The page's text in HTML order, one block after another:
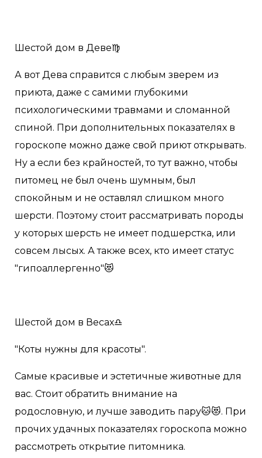
Шестой дом в Деве♍️
А вот Дева справится с любым зверем из
приюта, даже с самими глубокими
психологическими травмами и сломанной
спиной. При дополнительных показателях в
гороскопе можно даже свой приют открывать.
Ну а если без крайностей, то тут важно, чтобы
питомец не был очень шумным, был
спокойным и не оставлял слишком много
шерсти. Поэтому стоит рассматривать породы
у которых шерсть не имеет подшерстка, или
совсем лысых. А также всех, кто имеет статус
"гипоаллергенно"😻
Шестой дом в Весах♎️
"Коты нужны для красоты".
Самые красивые и эстетичные животные для
вас. Стоит обратить внимание на
родословную, и лучше заводить пару🐱😻. При
прочих удачных показателях гороскопа можно
рассмотреть открытие питомника.